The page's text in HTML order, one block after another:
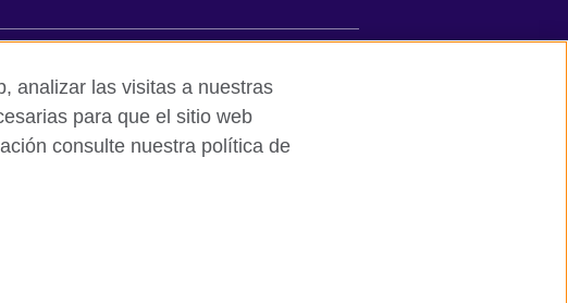
Quejas y comentarios
to undertake cultural activities,
mutual understanding, the promotion of the
analizar las visitas a nuestras
para que el sitio web
consulte nuestra política de